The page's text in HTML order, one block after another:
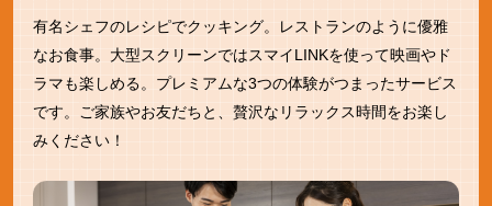
有名シェフのレシピでクッキング。レストランのように優雅
なお食事。大型スクリーンではスマイLINKを使って映画やド
ラマも楽しめる。プレミアムな3つの体験がつまったサービス
です。ご家族やお友だちと、贅沢なリラックス時間をお楽し
みください！